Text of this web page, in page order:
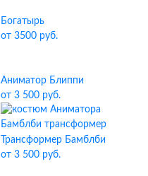
Богатырь
от 3500 руб.
Аниматор Блиппи
от 3 500 руб.
Трансформер Бамблби
от 3 500 руб.